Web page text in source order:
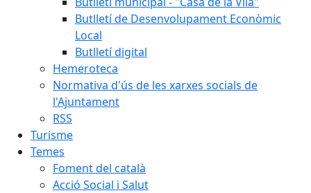
Butlletí de Desenvolupament Econòmic
Local
Butlletí digital
Hemeroteca
Normativa d'ús de les xarxes socials de
l'Ajuntament
RSS
Turisme
Temes
Foment del català
Acció Social i Salut